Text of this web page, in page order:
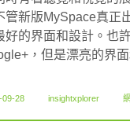
新版MySpace真正
好的界面和設計。也
，但是漂亮的界
09-28 insightxplorer